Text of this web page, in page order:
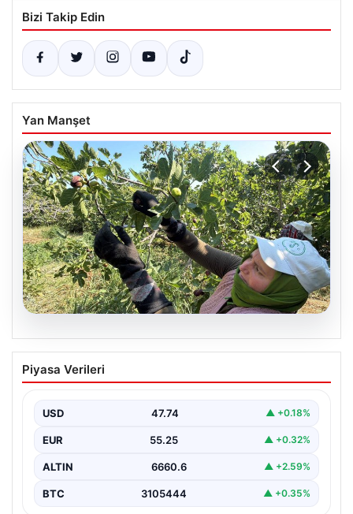
Bizi Takip Edin
Yan Manşet
Havran’ın coğrafi işaretli lezzetinde
hasat başladı
Hasat Sezonu Başladı”, “content”: “ Türkiye’nin önemli…
Piyasa Verileri
USD 47.74 ▲ +0.18%
EUR 55.25 ▲ +0.32%
ALTIN 6660.6 ▲ +2.59%
BTC 3105444 ▲ +0.35%